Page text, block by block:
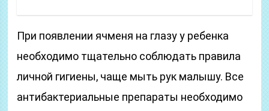
При появлении ячменя на глазу у ребенка
необходимо тщательно соблюдать правила
личной гигиены, чаще мыть рук малышу. Все
антибактериальные препараты необходимо